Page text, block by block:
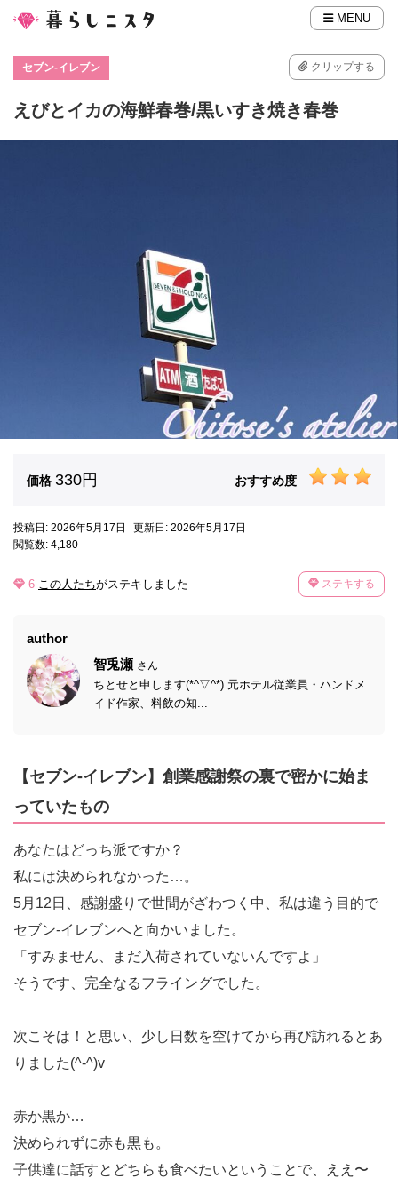
MENU
セブン-イレブン クリップする
えびとイカの海鮮春巻/黒いすき焼き春巻
価格 330円 おすすめ度
投稿日: 2026年5月17日
更新日: 2026年5月17日
閲覧数: 4,180
6 この人たちがステキしました ステキする
author
智兎瀬 さん
ちとせと申します(*^▽^*) 元ホテル従業員・ハンドメ
イド作家、料飲の知...
【セブン-イレブン】創業感謝祭の裏で密かに始ま
っていたもの
あなたはどっち派ですか？
私には決められなかった…。
5月12日、感謝盛りで世間がざわつく中、私は違う目的で
セブン-イレブンへと向かいました。
「すみません、まだ入荷されていないんですよ」
そうです、完全なるフライングでした。
次こそは！と思い、少し日数を空けてから再び訪れるとあ
りました(^-^)v
赤か黒か…
決められずに赤も黒も。
子供達に話すとどちらも食べたいということで、ええ〜